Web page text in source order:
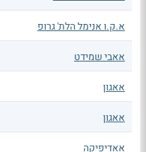
א.ק.ו אנימל הלת' גרופ
אאבי שמידט
אאגון
אאגון
אאדיפיקה